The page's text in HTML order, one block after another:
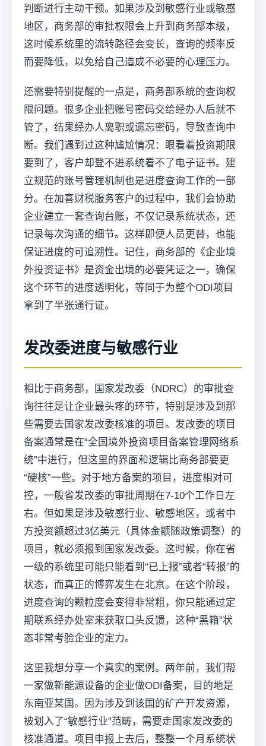
判断进行主动干预。如果涉及到敏感行业或敏感
地区，商务部的审批权限会上升到商务部本级，
这时候系统里的流转路径会变长，查询的频率反
而要降低，以免给自己造成不必要的心理压力。
还需要特别提醒的一点是，商务部系统的查询权
限问题。很多企业把账号密码交给经办人后就不
管了，结果经办人离职或遗忘密码，导致查询中
断。我们遇到过这种尴尬情况：眼看着投资期限
要到了，客户却登不进系统看不了电子证书。建
立规范的账号管理机制也是进度查询工作的一部
分。在加喜财税服务客户的过程中，我们会协助
企业建立一套查询台账，不仅记录系统状态，还
记录每次沟通的细节。这样即便人员更替，也能
保证进度的可追溯性。记住，商务部的《企业境
外投资证书》是资金出境的必要凭证之一，确保
这个环节的进度透明化，等同于为整个ODI项目
拿到了半张通行证。
发改委进度与敏感行业
相比于商务部，国家发改委（NDRC）的审批查
询往往是让企业最头疼的环节，特别是涉及到那
些需要去国家发改委核准的项目。发改委的项目
备案通常是在“全国境外投资项目备案管理网络系
统”中进行，但这里的界面和逻辑比商务部要更
“硬核”一些。对于地方备案的项目，进度相对可
控，一般省发改委的审批周期在7-10个工作日左
右。但如果是涉及敏感行业、敏感地区，或者中
方投资额超过3亿美元（具体金额随政策调整）的
项目，就必须报到国家发改委。这时候，你在省
一级的系统里可能只能看到“已上报”或者“转报”的
状态，而真正的博弈发生在北京。在这个阶段，
进度查询的颗粒度会变得非常粗，你只能通过定
期联系经办处室来获取口头反馈，这种“黑箱”状
态非常考验企业的定力。
这里我想分享一个真实的案例。两年前，我们帮
一家做新能源设备的企业做ODI备案，目的地是
东南亚某国。因为涉及到该国的矿产开发资源，
被划入了“敏感行业”范畴，需要走国家发改委的
核准通道。项目申报上去后，整整一个月系统状